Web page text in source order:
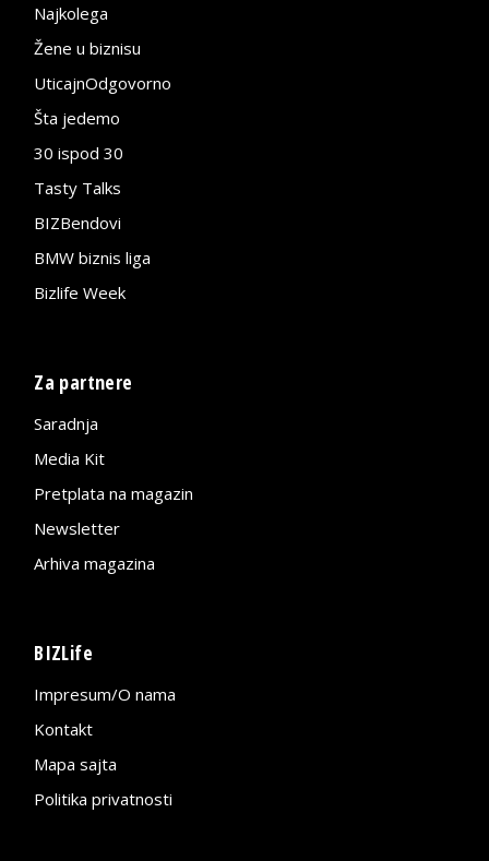
Najkolega
Žene u biznisu
UticajnOdgovorno
Šta jedemo
30 ispod 30
Tasty Talks
BIZBendovi
BMW biznis liga
Bizlife Week
Za partnere
Saradnja
Media Kit
Pretplata na magazin
Newsletter
Arhiva magazina
BIZLife
Impresum/O nama
Kontakt
Mapa sajta
Politika privatnosti